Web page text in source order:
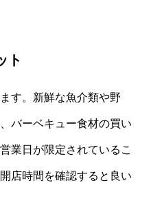
ト
す。新鮮な魚介類や野
バーベキュー食材の買い
業日が限定されているこ
店時間を確認すると良い